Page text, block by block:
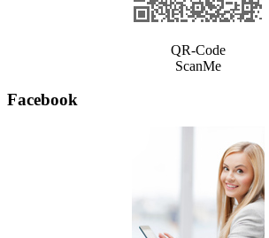
QR-Code
ScanMe
Facebook